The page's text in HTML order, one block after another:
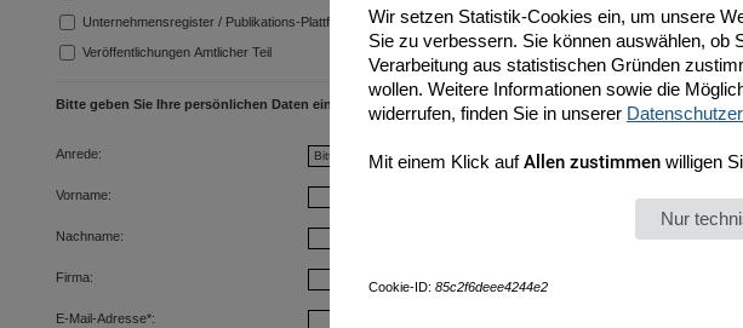
Unternehmensregister / Publikations-Plattform
Veröffentlichungen Amtlicher Teil
Bitte geben Sie Ihre persönlichen Daten ein:
Anrede:
Vorname:
Nachname:
Firma:
E-Mail-Adresse*:
Wir setzen Statistik-Cookies ein, um unsere
Sie zu verbessern. Sie können auswählen, ob
Verarbeitung aus statistischen Gründen
wollen. Weitere Informationen sowie die
widerrufen, finden Sie in unserer
Mit einem Klick aufAllen zustimmen willigen
Nur
Cookie-ID: 85c2f6deee4244e2